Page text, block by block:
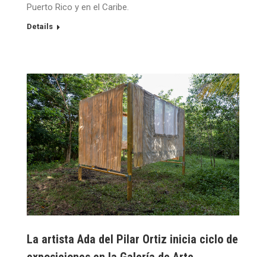
Puerto Rico y en el Caribe.
Details
La artista Ada del Pilar Ortiz inicia ciclo de